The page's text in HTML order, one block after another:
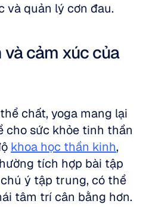
và quản lý cơn đau.
cảm xúc của
chất, yoga mang lại
cho sức khỏe tinh thần
khoa học thần kinh,
tích hợp bài tập
ý tập trung, có thể
tâm trí cân bằng hơn.